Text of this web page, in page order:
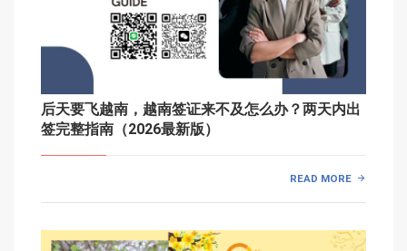
后天要飞越南，越南签证来不及怎么办？两天内出
签完整指南（2026最新版）
READ MORE